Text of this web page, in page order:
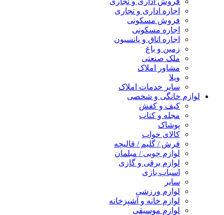
اجاره اداری و تجاری
فروش مسکونی
اجاره مسکونی
اجاره اتاق و پانسیون
زمین و باغ
ملک صنعتی
مشاور املاک
ویلا
سایر خدمات املاک
لوازم خانگی و شخصی
کیف و کفش
مجله و کتاب
پوشاک
کالای خواب
فرش / گلیم / قالیچه
لوازم چوبی / مبلمان
لوازم برقی و گازی
اسباب بازی
سایر
لوازم ورزشی
لوازم خانه و آشپزخانه
لوازم موسیقی